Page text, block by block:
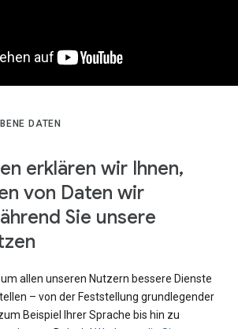
DATEN
erklären wir Ihnen,
von Daten wir
Sie unsere
allen unseren Nutzern bessere Dienste
– von der Feststellung grundlegender
Beispiel Ihrer Sprache bis hin zu